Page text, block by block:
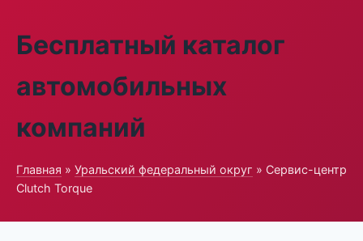
Бесплатный каталог
автомобильных
компаний
Главная » Уральский федеральный округ » Сервис-центр
Clutch Torque